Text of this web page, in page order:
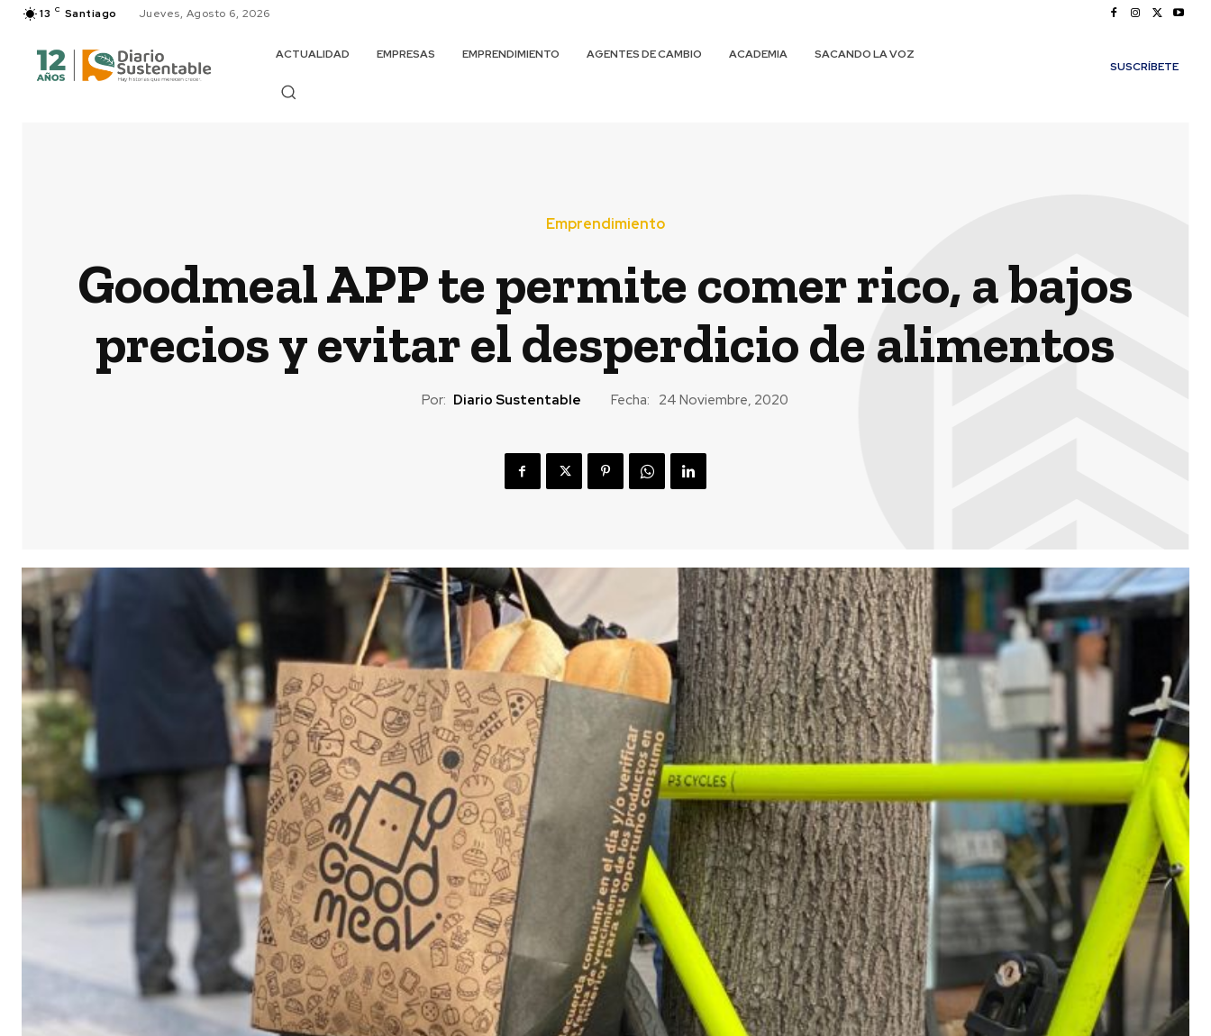
13 C Santiago Jueves, Agosto 6, 2026
ACTUALIDAD EMPRESAS EMPRENDIMIENTO AGENTES DE CAMBIO ACADEMIA
SACANDO LA VOZ
SUSCRÍBETE
Emprendimiento
Goodmeal APP te permite comer rico, a bajos
precios y evitar el desperdicio de alimentos
Por: Diario Sustentable Fecha: 24 Noviembre, 2020